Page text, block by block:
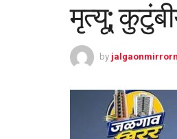
मृत्यू;
by